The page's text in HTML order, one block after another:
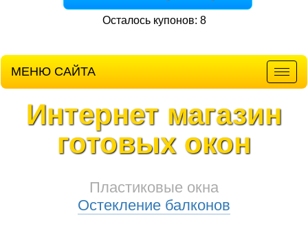
Осталось купонов: 8
МЕНЮ САЙТА
Интернет магазин
готовых окон
Пластиковые окна
Остекление балконов